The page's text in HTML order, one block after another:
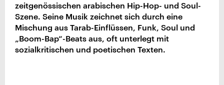
zeitgenössischen arabischen Hip-Hop- und Soul-
Szene. Seine Musik zeichnet sich durch eine
Mischung aus Tarab-Einflüssen, Funk, Soul und
„Boom-Bap“-Beats aus, oft unterlegt mit
sozialkritischen und poetischen Texten.